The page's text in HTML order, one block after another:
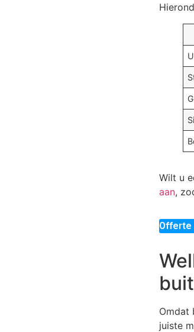
Wilt u
aan,
Offerte
Omdat
juiste